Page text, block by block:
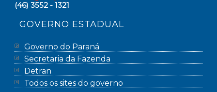
(46) 3552 - 1321
GOVERNO ESTADUAL
Governo do Paraná
Secretaria da Fazenda
Detran
Todos os sites do governo